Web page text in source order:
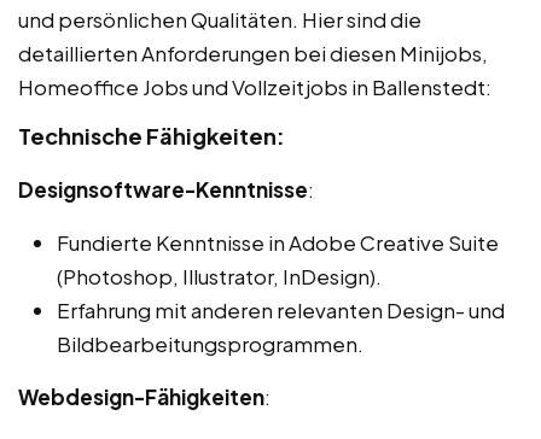
und persönlichen Qualitäten. Hier sind die
detaillierten Anforderungen bei diesen Minijobs,
Homeoffice Jobs und Vollzeitjobs in Ballenstedt:
Technische Fähigkeiten:
Designsoftware-Kenntnisse:
Fundierte Kenntnisse in Adobe Creative Suite
(Photoshop, Illustrator, InDesign).
Erfahrung mit anderen relevanten Design- und
Bildbearbeitungsprogrammen.
Webdesign-Fähigkeiten: